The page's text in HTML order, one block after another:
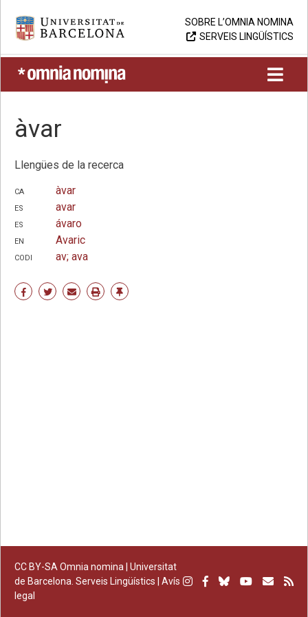
content
Universitat de Barcelona
SOBRE L’OMNIA NOMINA
SERVEIS LINGÜÍSTICS
UB > Omnia nomina
àvar
Llengües de la recerca
ca
àvar
es
avar
es
ávaro
en
Avaric
codi
av; ava
Share ShareSharePrint Enllaç
CC BY-SA Omnia nomina | Universitat
de Barcelona. Serveis Lingüístics
Avís
legal
Instagram
Facebook
BlueskyYoutube